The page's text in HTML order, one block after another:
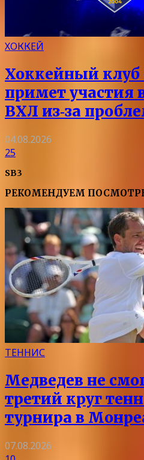
ХОККЕЙ
Хоккейный
примет участия
ВХЛ из‑за
04.08.2026
25
SB3
РЕКОМЕНДУЕМ
ТЕННИС
Медведев не
третий круг
турнира в
07.08.2026